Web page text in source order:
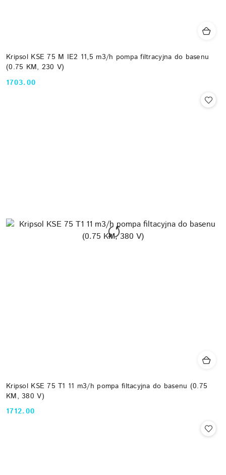
Kripsol KSE 75 M IE2 11,5 m3/h pompa filtracyjna do basenu
(0.75 KM, 230 V)
Cena:
1703.00
Kripsol KSE 75 T1 11 m3/h pompa filtacyjna do basenu (0.75
KM, 380 V)
Cena:
1712.00